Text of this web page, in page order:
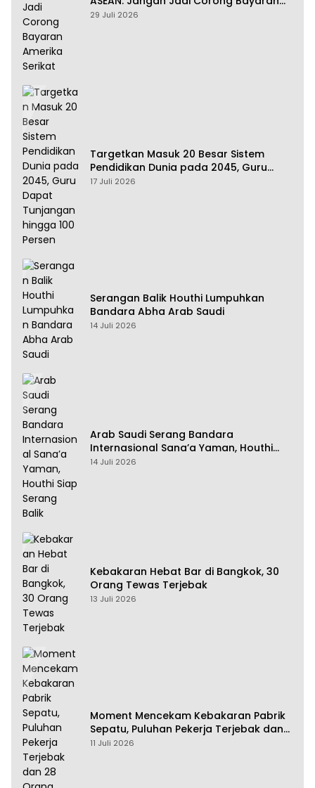
Amerika Serikat
29 Juli 2026
Targetkan Masuk 20 Besar Sistem
Pendidikan Dunia pada 2045, Guru
Dapat Tunjangan hingga 100 Persen
17 Juli 2026
Serangan Balik Houthi Lumpuhkan
Bandara Abha Arab Saudi
14 Juli 2026
Arab Saudi Serang Bandara
Internasional Sana’a Yaman, Houthi
Siap Serang Balik
14 Juli 2026
Kebakaran Hebat Bar di Bangkok, 30
Orang Tewas Terjebak
13 Juli 2026
Moment Mencekam Kebakaran Pabrik
Sepatu, Puluhan Pekerja Terjebak dan
28 Orang Tewas
11 Juli 2026